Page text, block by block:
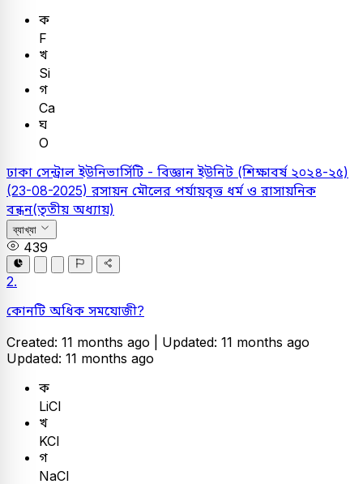
ক
F
খ
Si
গ
Ca
ঘ
O
ঢাকা সেন্ট্রাল ইউনিভার্সিটি - বিজ্ঞান ইউনিট (শিক্ষাবর্ষ ২০২৪-২৫)
(23-08-2025) রসায়ন মৌলের পর্যায়বৃত্ত ধর্ম ও রাসায়নিক
বন্ধন(তৃতীয় অধ্যায়)
ব্যাখ্যা
439
2.
কোনটি অধিক সমযোজী?
Created: 11 months ago | Updated: 11 months ago
Updated: 11 months ago
ক
LiCl
খ
KCI
গ
NaCl